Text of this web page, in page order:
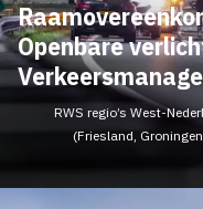
Openbare
RWS regio’s West-
(Friesland,